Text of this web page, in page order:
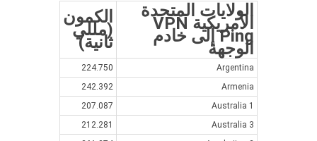
الولايات المتحدة
الأمريكية VPN
Ping إلى خادم
الوجهة
الكمون
(مللي
ثانية)
Argentina
224.750
Armenia
242.392
Australia 1
207.087
Australia 3
212.281